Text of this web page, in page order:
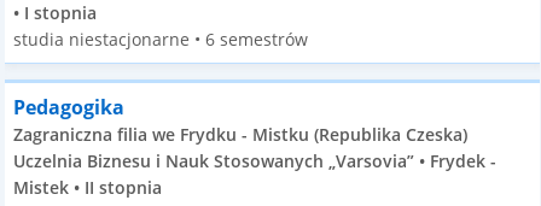
• I stopnia
studia niestacjonarne • 6 semestrów
Pedagogika
Zagraniczna filia we Frydku - Mistku (Republika Czeska)
Uczelnia Biznesu i Nauk Stosowanych „Varsovia” • Frydek -
Mistek • II stopnia